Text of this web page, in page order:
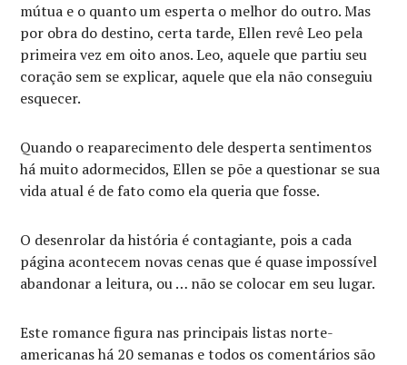
mútua e o quanto um esperta o melhor do outro. Mas
por obra do destino, certa tarde, Ellen revê Leo pela
primeira vez em oito anos. Leo, aquele que partiu seu
coração sem se explicar, aquele que ela não conseguiu
esquecer.
Quando o reaparecimento dele desperta sentimentos
há muito adormecidos, Ellen se põe a questionar se sua
vida atual é de fato como ela queria que fosse.
O desenrolar da história é contagiante, pois a cada
página acontecem novas cenas que é quase impossível
abandonar a leitura, ou … não se colocar em seu lugar.
Este romance figura nas principais listas norte-
americanas há 20 semanas e todos os comentários são